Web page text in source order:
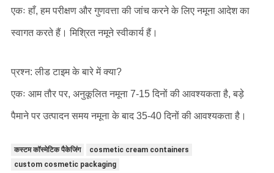
एकः हाँ, हम परीक्षण और गुणवत्ता की जांच करने के लिए नमूना आदेश का
स्वागत करते हैं। मिश्रित नमूने स्वीकार्य हैं।
प्रश्न: लीड टाइम के बारे में क्या?
एकः आम तौर पर, अनुकूलित नमूना 7-15 दिनों की आवश्यकता है, बड़े
पैमाने पर उत्पादन समय नमूना के बाद 35-40 दिनों की आवश्यकता है।
कस्टम कॉस्मेटिक पैकेजिंग
cosmetic cream containers
custom cosmetic packaging